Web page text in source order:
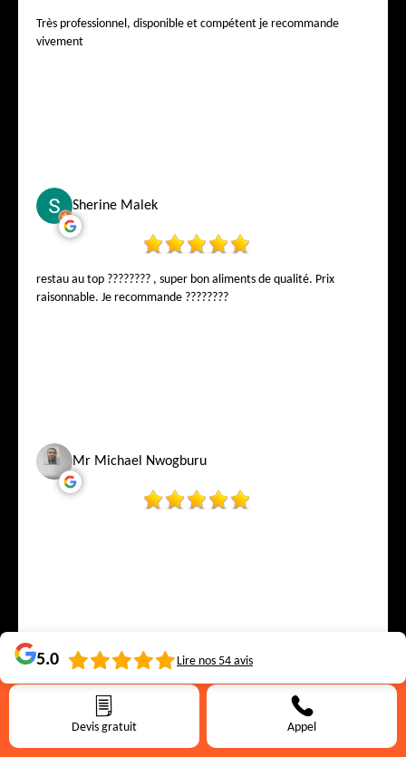
Devis gratuit Appel
Très professionnel, disponible et compétent je recommande
vivement
Sherine Malek
restau au top ???????? , super bon aliments de qualité. Prix
raisonnable. Je recommande ????????
Mr Michael Nwogburu
Virginie W
5.0 Lire nos 54 avis